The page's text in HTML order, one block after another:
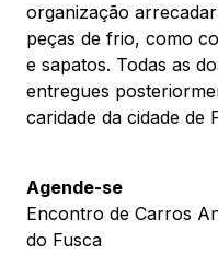
organização
peças de frio, como
e sapatos. Todas as
entregues
caridade da cidade de
Agende-se
Encontro de Carros
do Fusca